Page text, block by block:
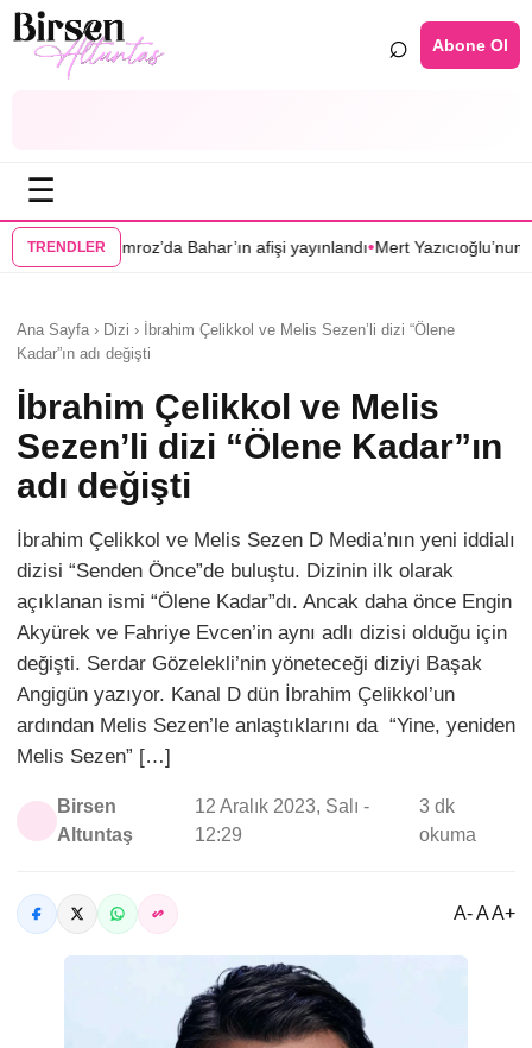
⌕ Abone Ol
☰
TRENDLER
Bahar’ın afişi yayınlandı•Mert Yazıcıoğlu’nun Aras dizisi
Ana Sayfa › Dizi › İbrahim Çelikkol ve Melis Sezen’li dizi “Ölene
Kadar”ın adı değişti
İbrahim Çelikkol ve Melis
Sezen’li dizi “Ölene Kadar”ın
adı değişti
İbrahim Çelikkol ve Melis Sezen D Media’nın yeni iddialı
dizisi “Senden Önce”de buluştu. Dizinin ilk olarak
açıklanan ismi “Ölene Kadar”dı. Ancak daha önce Engin
Akyürek ve Fahriye Evcen’in aynı adlı dizisi olduğu için
değişti. Serdar Gözelekli’nin yöneteceği diziyi Başak
Angigün yazıyor. Kanal D dün İbrahim Çelikkol’un
ardından Melis Sezen’le anlaştıklarını da “Yine, yeniden
Melis Sezen” […]
Birsen
Altuntaş
12 Aralık 2023, Salı -
12:29
3 dk
okuma
A- A A+